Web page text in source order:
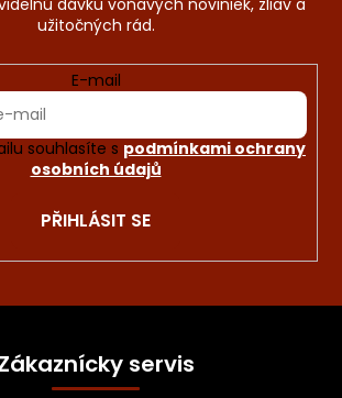
E-mail
souhlasíte s podmínkami ochrany
osobních údajů
PŘIHLÁSIT SE
servis